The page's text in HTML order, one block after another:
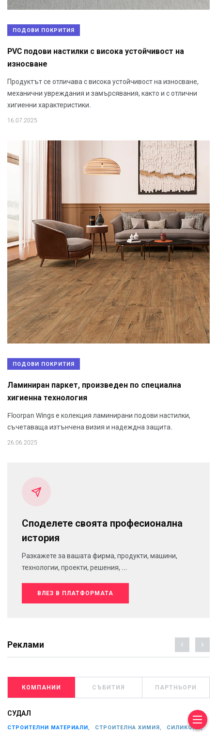
ПОДОВИ ПОКРИТИЯ
PVC подови настилки с висока устойчивост на
износване
Продуктът се отличава с висока устойчивост на износване,
механични увреждания и замърсявания, както и с отлични
хигиенни характеристики.
16.07.2025
ПОДОВИ ПОКРИТИЯ
Ламиниран паркет, произведен по специална
хигиенна технология
Floorpan Wings е колекция ламинирани подови настилки,
съчетаваща изтънчена визия и надеждна защита.
26.06.2025
Споделете своята професионална
история
Разкажете за вашата фирма, продукти, машини,
технологии, проекти, решения, ...
ВЛЕЗ В ПЛАТФОРМАТА
Реклами
КОМПАНИИ СЪБИТИЯ ПАРТНЬОРИ
СУДАЛ
СТРОИТЕЛНИ МАТЕРИАЛИ, СТРОИТЕЛНА ХИМИЯ, СИЛИКОНИ,